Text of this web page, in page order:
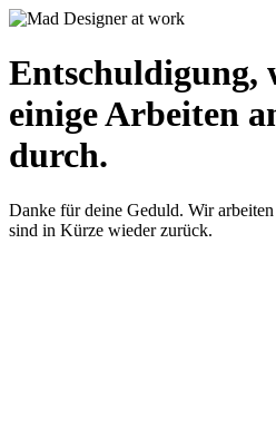
Entschuldigung,
einige Arbeiten
durch.
Danke für deine Geduld. Wir
sind in Kürze wieder zurück.